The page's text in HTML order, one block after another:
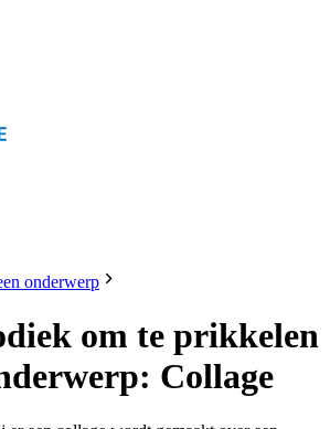
onderwerp
om te prikkelen
Collage